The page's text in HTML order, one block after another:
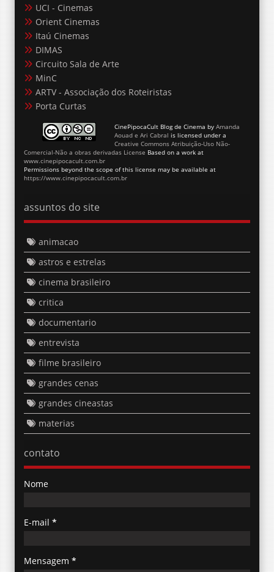
UCI - Cinemas
Orient Cinemas
Itaú Cinemas
DIMAS
Circuito Sala de Arte
MinC
ARTV - Associação dos Roteiristas
Porta Curtas
CinePipocaCult Blog de Cinema by Amanda
Aouad e Ari Cabral is licensed under a
Creative Commons Atribuição-Uso Não-
Comercial-Não a obras derivadas License Based on a work at
www.cinepipocacult.com.br
Permissions beyond the scope of this license may be available at
https://www.cinepipocacult.com.br
assuntos do site
animacao
astros e estrelas
cinema brasileiro
critica
documentario
entrevista
filme brasileiro
grandes cenas
grandes cineastas
materias
contato
Nome
E-mail *
Mensagem *